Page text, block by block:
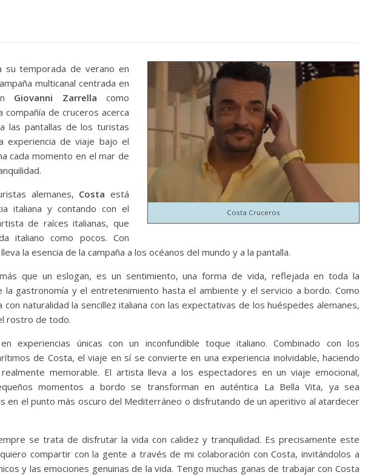
Costa Cruceros
su temporada de verano en
multicanal centrada en
Giovanni Zarrella como
de cruceros acerca
las pantallas de los turistas
experiencia de viaje bajo el
cada momento en el mar de
alemanes, Costa está
italiana y contando con el
de raíces italianas, que
italiano como pocos. Con
la esencia de la campaña a los océanos del mundo y a la pantalla.
que un eslogan, es un sentimiento, una forma de vida, reflejada en toda la
la gastronomía y el entretenimiento hasta el ambiente y el servicio a bordo. Como
con naturalidad la sencillez italiana con las expectativas de los huéspedes alemanes,
rostro de todo.
experiencias únicas con un inconfundible toque italiano. Combinado con los
de Costa, el viaje en sí se convierte en una experiencia inolvidable, haciendo
memorable. El artista lleva a los espectadores en un viaje emocional,
momentos a bordo se transforman en auténtica La Bella Vita, ya sea
en el punto más oscuro del Mediterráneo o disfrutando de un aperitivo al atardecer
se trata de disfrutar la vida con calidez y tranquilidad. Es precisamente este
compartir con la gente a través de mi colaboración con Costa, invitándolos a
y las emociones genuinas de la vida. Tengo muchas ganas de trabajar con Costa